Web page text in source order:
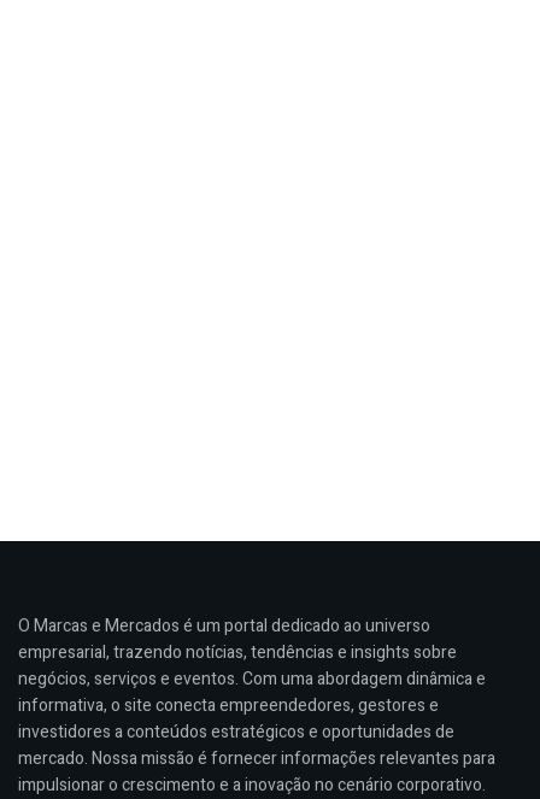
O Marcas e Mercados é um portal dedicado ao universo
empresarial, trazendo notícias, tendências e insights sobre
negócios, serviços e eventos. Com uma abordagem dinâmica e
informativa, o site conecta empreendedores, gestores e
investidores a conteúdos estratégicos e oportunidades de
mercado. Nossa missão é fornecer informações relevantes para
impulsionar o crescimento e a inovação no cenário corporativo.